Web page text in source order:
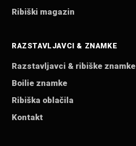
Ribiški magazin
RAZSTAVLJAVCI & ZNAMKE
Razstavljavci & ribiške znamke
Boilie znamke
Ribiška oblačila
Kontakt